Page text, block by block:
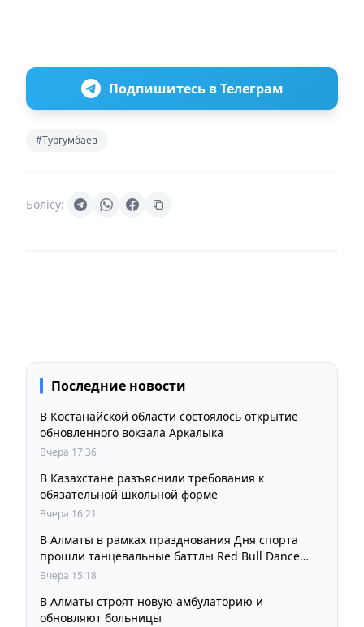
Подпишитесь в Телеграм
#Тургумбаев
Бөлісу:
Последние новости
В Костанайской области состоялось открытие
обновленного вокзала Аркалыка
Вчера 17:36
В Казахстане разъяснили требования к
обязательной школьной форме
Вчера 16:21
В Алматы в рамках празднования Дня спорта
прошли танцевальные баттлы Red Bull Dance
Your Style
Вчера 15:18
В Алматы строят новую амбулаторию и
обновляют больницы